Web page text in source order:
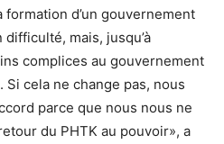
d’un gouvernement
mais, jusqu’à
complices au gouvernement
cela ne change pas, nous
parce que nous nous ne
du PHTK au pouvoir», a